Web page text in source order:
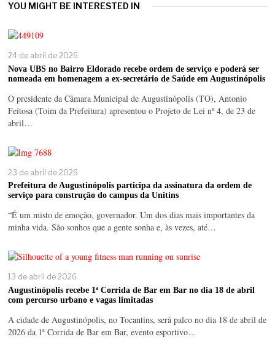
YOU MIGHT BE INTERESTED IN
24 de abril de 2026
Nova UBS no Bairro Eldorado recebe ordem de serviço e poderá ser
nomeada em homenagem a ex-secretário de Saúde em Augustinópolis
O presidente da Câmara Municipal de Augustinópolis (TO), Antonio
Feitosa (Toim da Prefeitura) apresentou o Projeto de Lei nº 4, de 23 de
abril…
23 de abril de 2026
Prefeitura de Augustinópolis participa da assinatura da ordem de
serviço para construção do campus da Unitins
“É um misto de emoção, governador. Um dos dias mais importantes da
minha vida. São sonhos que a gente sonha e, às vezes, até…
13 de abril de 2026
Augustinópolis recebe 1ª Corrida de Bar em Bar no dia 18 de abril
com percurso urbano e vagas limitadas
A cidade de Augustinópolis, no Tocantins, será palco no dia 18 de abril de
2026 da 1ª Corrida de Bar em Bar, evento esportivo…